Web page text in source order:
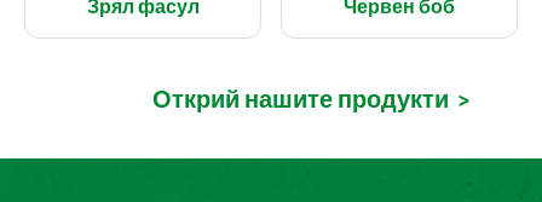
Зрял фасул Червен боб
Открий нашите продукти >